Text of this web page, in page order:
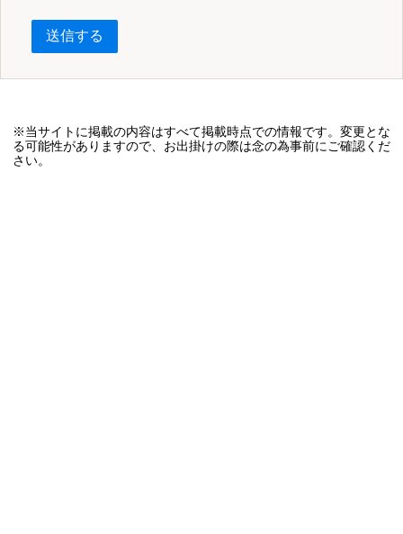
送信する
※当サイトに掲載の内容はすべて掲載時点での情報です。変更とな
る可能性がありますので、お出掛けの際は念の為事前にご確認くだ
さい。